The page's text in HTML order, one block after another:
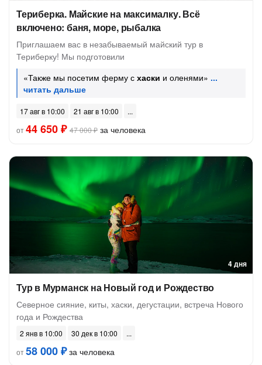
Териберка. Майские на максималку. Всё
включено: баня, море, рыбалка
Приглашаем вас в незабываемый майский тур в
Териберку! Мы подготовили
«Также мы посетим ферму с хаски и оленями»
17 авг в 10:00
21 авг в 10:00
от44 650 ₽ 47 000 ₽ за человека
4 дня
Тур в Мурманск на Новый год и Рождество
Северное сияние, киты, хаски, дегустации, встреча Нового
года и Рождества
2 янв в 10:00
30 дек в 10:00
от58 000 ₽за человека